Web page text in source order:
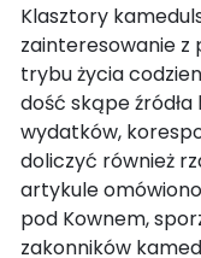
Klasztory
zainteresowanie z
trybu życia
dość skąpe
wydatków,
doliczyć również
artykule
pod Kownem,
zakonników